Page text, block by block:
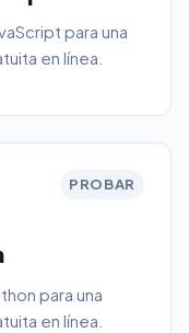
para una
en línea.
PROBAR
para una
en línea.